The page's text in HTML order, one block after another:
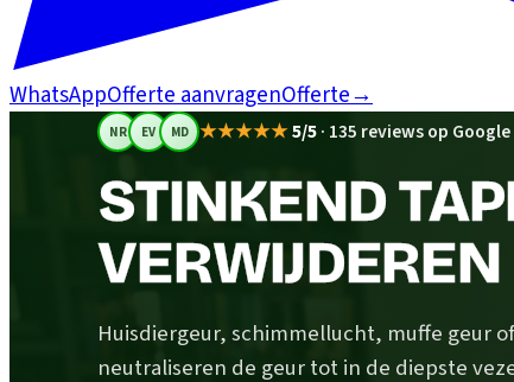
WhatsAppOfferte aanvragenOfferte→
NR EV MD ★★★★★5/5· 135 reviews op Google
STINKEND
Huisdiergeur, schimmellucht, muffe geur
neutraliseren de geur tot in de diepste